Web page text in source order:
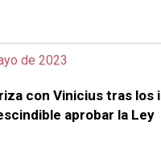
de 2023
con Vinicius tras los
aprobar la Ley